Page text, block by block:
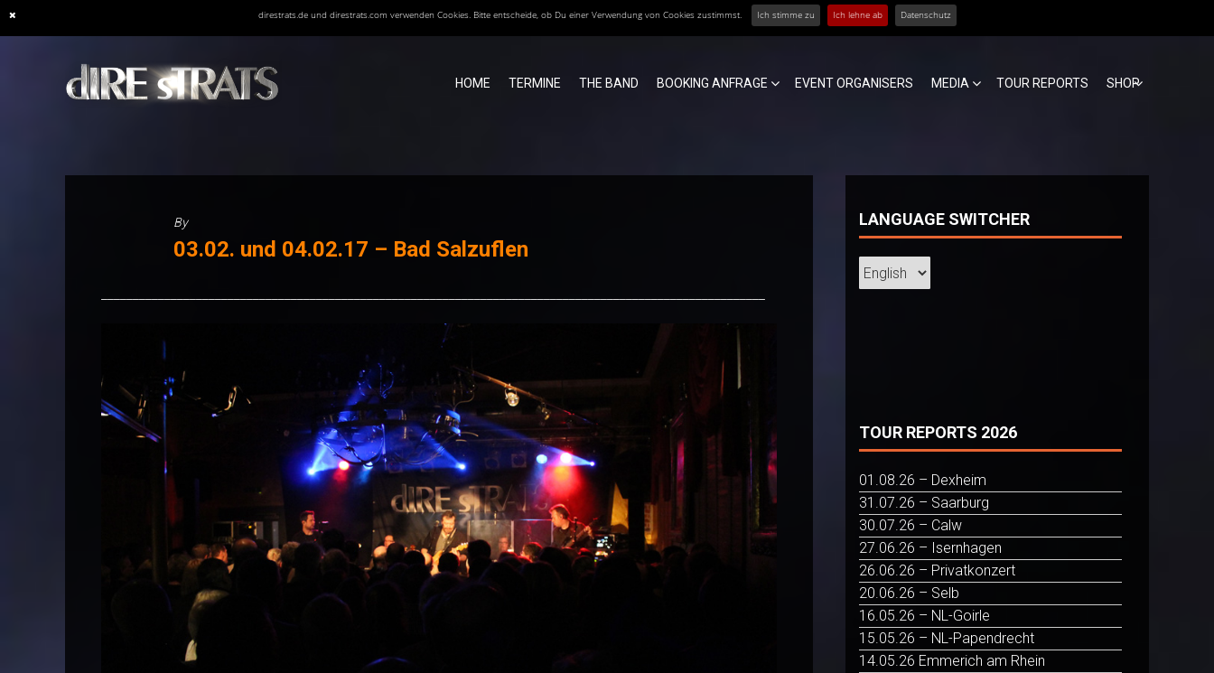
direstrats.de und direstrats.com verwenden Cookies. Bitte entscheide, ob Du einer Verwendung von Cookies zustimmst. Ich stimme zu Ich lehne ab Datenschutz
HOME TERMINE THE BAND BOOKING ANFRAGE EVENT ORGANISERS MEDIA TOUR REPORTS SHOP
By
03.02. und 04.02.17 – Bad Salzuflen
LANGUAGE SWITCHER
TOUR REPORTS 2026
01.08.26 – Dexheim
31.07.26 – Saarburg
30.07.26 – Calw
27.06.26 – Isernhagen
26.06.26 – Privatkonzert
20.06.26 – Selb
16.05.26 – NL-Goirle
15.05.26 – NL-Papendrecht
14.05.26 Emmerich am Rhein